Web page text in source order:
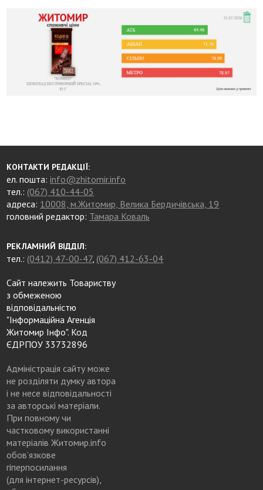
КОНТАКТИ РЕДАКЦІЇ:
ел. пошта:info@zhitomir.info
тел.: (067) 410-44-05
адреса: 10008, м.Житомир, Велика Бердичівська, 19
головний редактор: Тамара Коваль
РЕКЛАМНИЙ ВІДДІЛ:
тел.: (0412) 47-00-47, (067) 412-63-04
Сайт належить Товариству
з обмеженою
відповідальністю
"Інформаційна Агенція
Житомир Інфо". Код
ЄДРПОУ 33732896
Адміністрація сайту може
не розділяти думку автора
і не несе відповідальності
за авторські матеріали.
При повному чи
частковому використанні
матеріалів Житомир.info
обов’язкове
гіперпосилання
(для інтернет-ресурсів),